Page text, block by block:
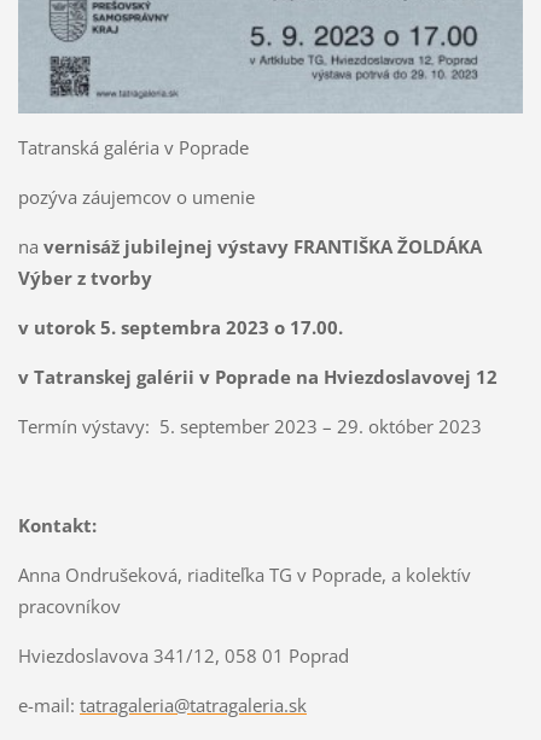
Tatranská galéria v Poprade
pozýva záujemcov o umenie
na vernisáž jubilejnej výstavy FRANTIŠKA ŽOLDÁKA
Výber z tvorby
v utorok 5. septembra 2023 o 17.00.
v Tatranskej galérii v Poprade na Hviezdoslavovej 12
Termín výstavy: 5. september 2023 – 29. október 2023
Kontakt:
Anna Ondrušeková, riaditeľka TG v Poprade, a kolektív
pracovníkov
Hviezdoslavova 341/12, 058 01 Poprad
e-mail: tatragaleria@tatragaleria.sk